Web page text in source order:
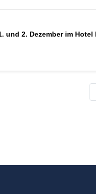
und 2. Dezember im Hotel